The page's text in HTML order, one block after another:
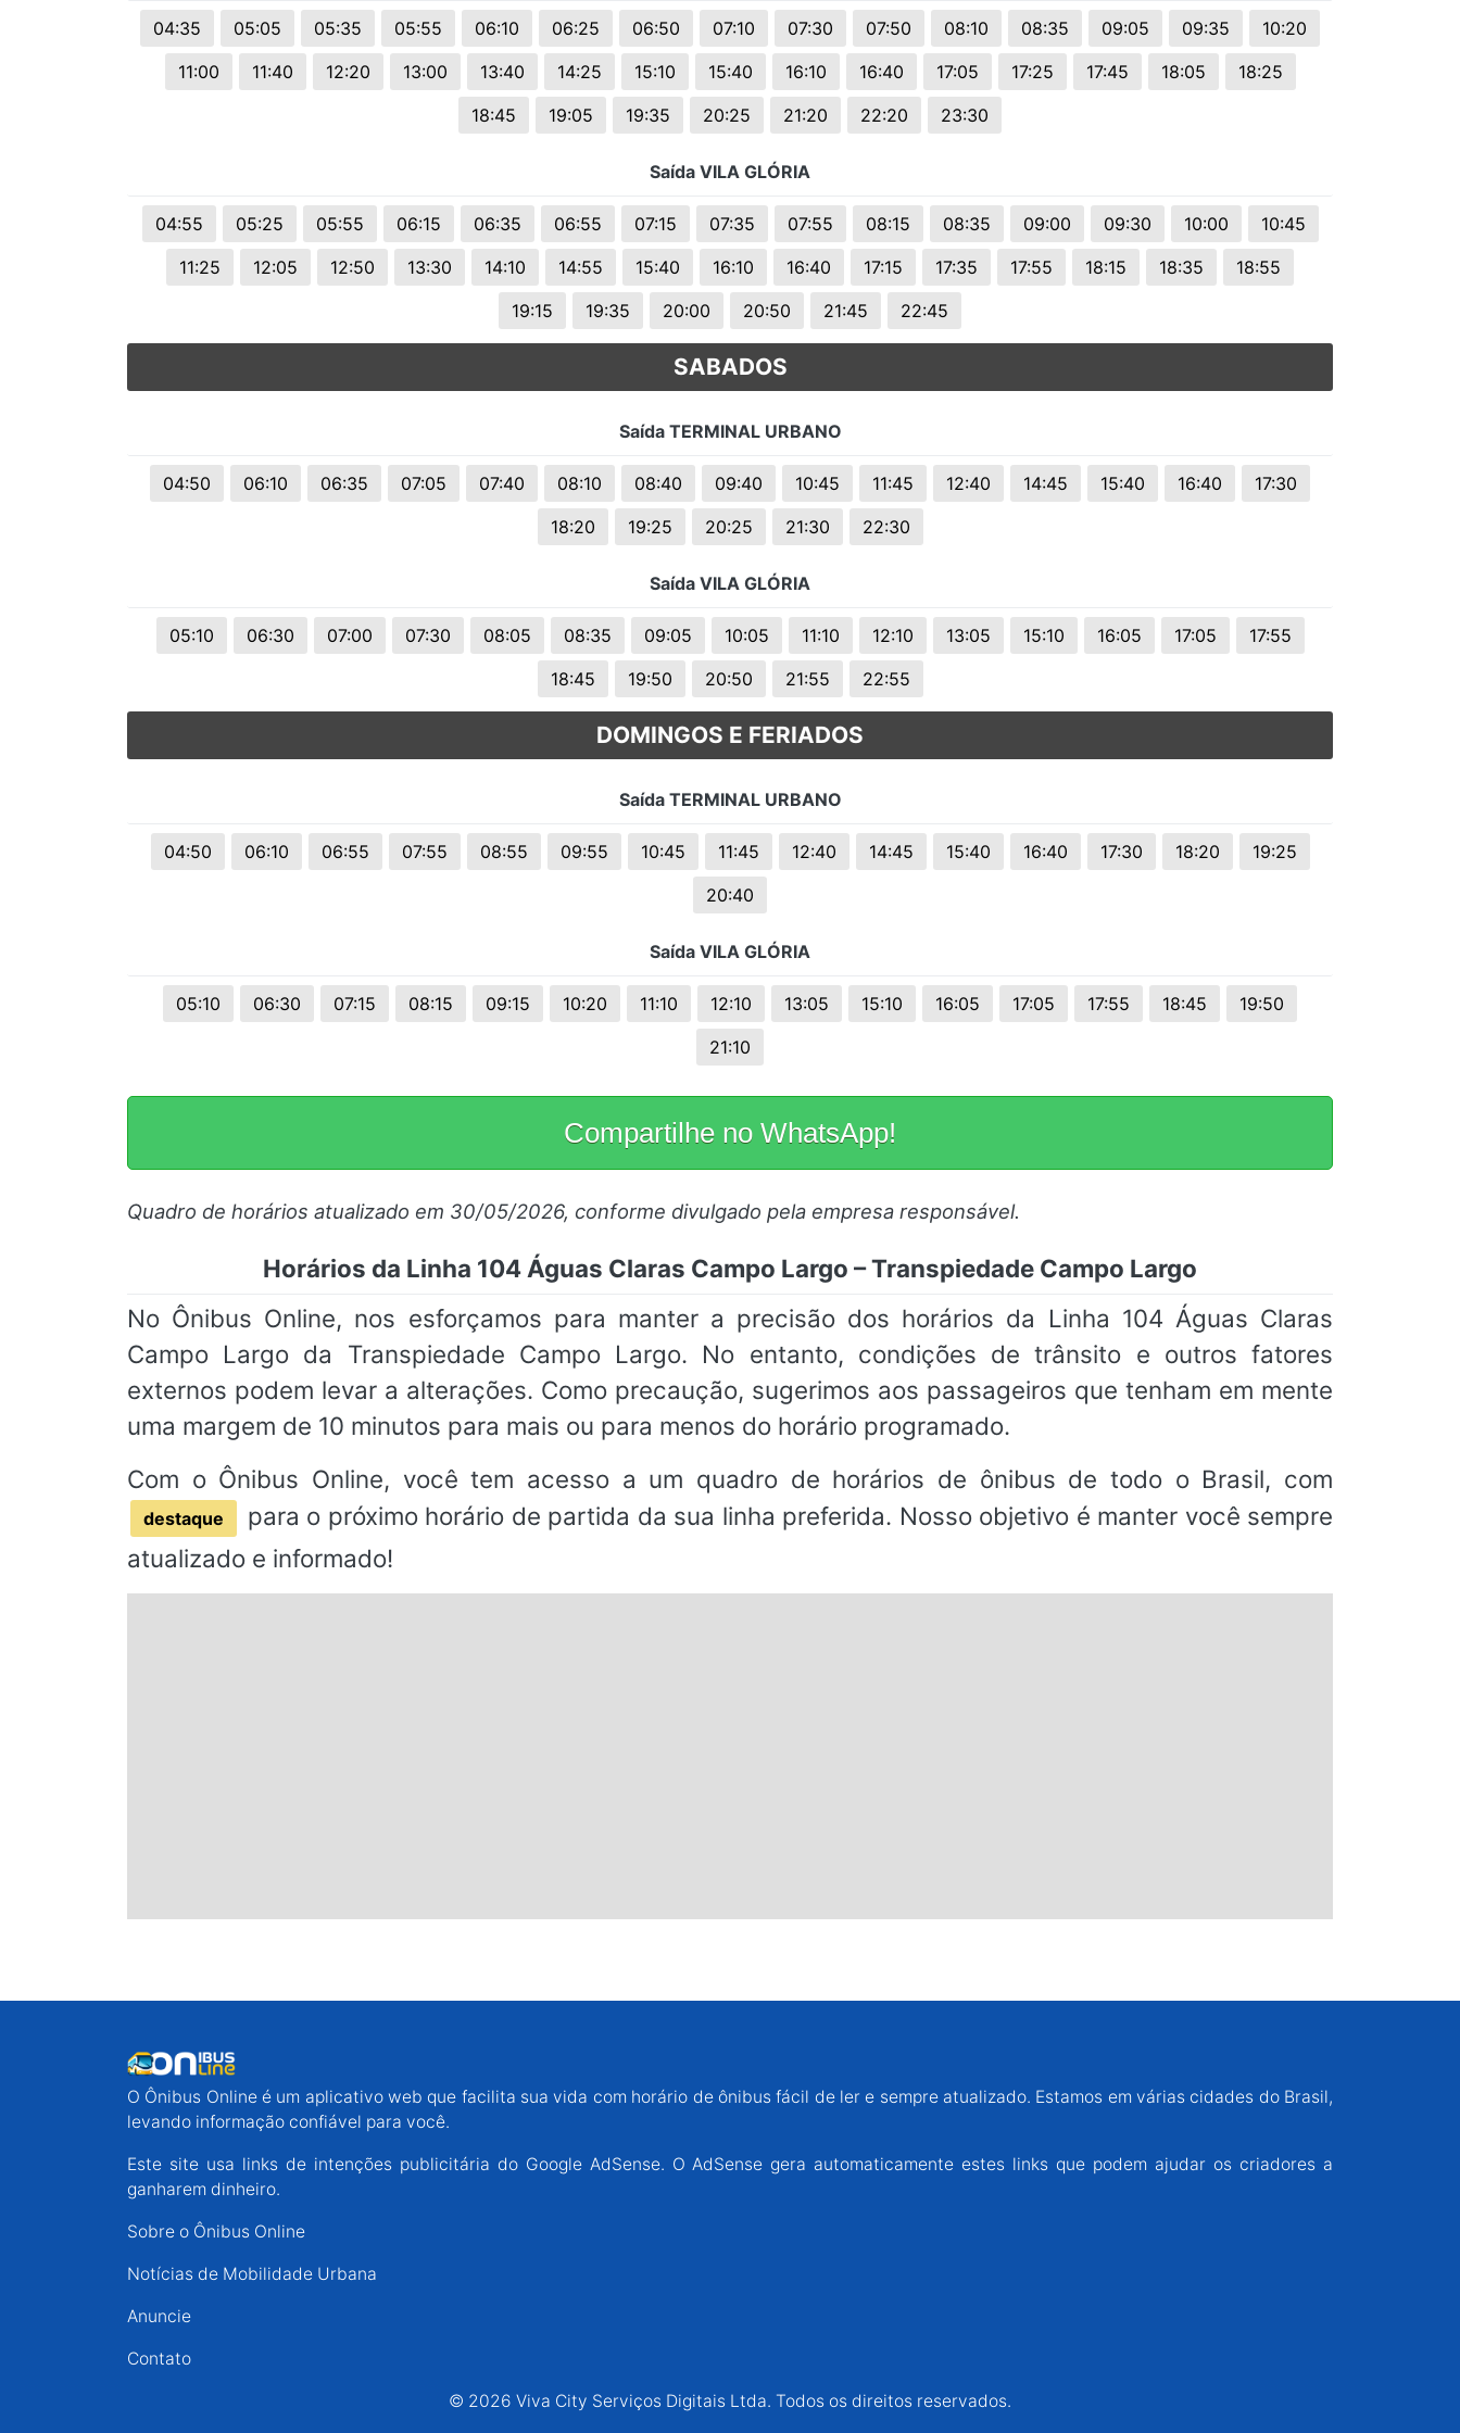
© 2026 Viva City Serviços Digitais Ltda. Todos os direitos reservados.
04:35 05:05 05:35 05:55 06:10 06:25 06:50 07:10 07:30 07:50 08:10 08:35 09:05 09:35
10:20
11:00
11:40 12:20 13:00 13:40 14:25 15:10 15:40 16:10 16:40 17:05 17:25 17:45 18:05
18:25
18:45
19:05 19:35 20:25 21:20 22:20 23:30
Saída VILA GLÓRIA
04:55 05:25 05:55 06:15 06:35 06:55 07:15 07:35 07:55 08:15 08:35 09:00 09:30 10:00
10:45
11:25
12:05 12:50 13:30 14:10 14:55 15:40 16:10 16:40 17:15 17:35 17:55 18:15 18:35
18:55
19:15
19:35 20:00 20:50 21:45 22:45
SABADOS
Saída TERMINAL URBANO
04:50 06:10 06:35 07:05 07:40 08:10 08:40 09:40 10:45 11:45 12:40 14:45 15:40 16:40
17:30
18:20
19:25 20:25 21:30 22:30
Saída VILA GLÓRIA
05:10 06:30 07:00 07:30 08:05 08:35 09:05 10:05 11:10 12:10 13:05 15:10 16:05 17:05
17:55
18:45
19:50 20:50 21:55 22:55
DOMINGOS E FERIADOS
Saída TERMINAL URBANO
04:50 06:10 06:55 07:55 08:55 09:55 10:45 11:45 12:40 14:45 15:40 16:40 17:30 18:20
19:25
20:40
Saída VILA GLÓRIA
05:10 06:30 07:15 08:15 09:15 10:20 11:10 12:10 13:05 15:10 16:05 17:05 17:55 18:45
19:50
21:10
Compartilhe no WhatsApp!
Quadro de horários atualizado em 30/05/2026, conforme divulgado pela empresa responsável.
Horários da Linha 104 Águas Claras Campo Largo – Transpiedade Campo Largo
No Ônibus Online, nos esforçamos para manter a precisão dos horários da Linha 104 Águas Claras
Campo Largo da Transpiedade Campo Largo. No entanto, condições de trânsito e outros fatores
externos podem levar a alterações. Como precaução, sugerimos aos passageiros que tenham em mente
uma margem de 10 minutos para mais ou para menos do horário programado.
Com o Ônibus Online, você tem acesso a um quadro de horários de ônibus de todo o Brasil, com
destaque
para o próximo horário de partida da sua linha preferida. Nosso objetivo é manter você sempre
atualizado e informado!
O Ônibus Online é um aplicativo web que facilita sua vida com horário de ônibus fácil de ler e sempre atualizado. Estamos em várias cidades do Brasil,
levando informação confiável para você.
Este site usa links de intenções publicitária do Google AdSense. O AdSense gera automaticamente estes links que podem ajudar os criadores a
ganharem dinheiro.
Sobre o Ônibus Online
Notícias de Mobilidade Urbana
Anuncie
Contato
© 2026 Viva City Serviços Digitais Ltda. Todos os direitos reservados.